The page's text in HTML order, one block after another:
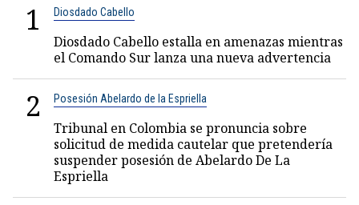
1 Diosdado Cabello
Diosdado Cabello estalla en amenazas mientras
el Comando Sur lanza una nueva advertencia
2 Posesión Abelardo de la Espriella
Tribunal en Colombia se pronuncia sobre
solicitud de medida cautelar que pretendería
suspender posesión de Abelardo De La
Espriella